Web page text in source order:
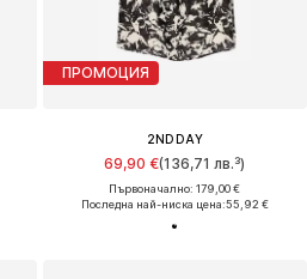
ПРОМОЦИЯ
2NDDAY
69,90 €(136,71 лв.³)
Първоначално: 179,00 €
Последна най-ниска цена:55,92 €